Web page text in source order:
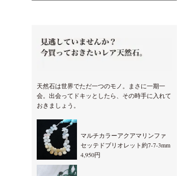
天然石は世界でただ一つのモノ。まさに一期一
会。出会ってドキッとしたら、その時手に入れて
おきましょう。
マルチカラーアクアマリンファ
セッテドブリオレット約7-7-3mm
4,950円